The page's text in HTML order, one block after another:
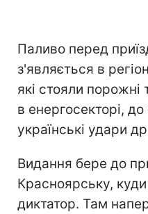
Паливо перед
з'являється в
які стояли
в енергосекторі,
українські удари
Видання бере до
Красноярську,
диктатор. Там